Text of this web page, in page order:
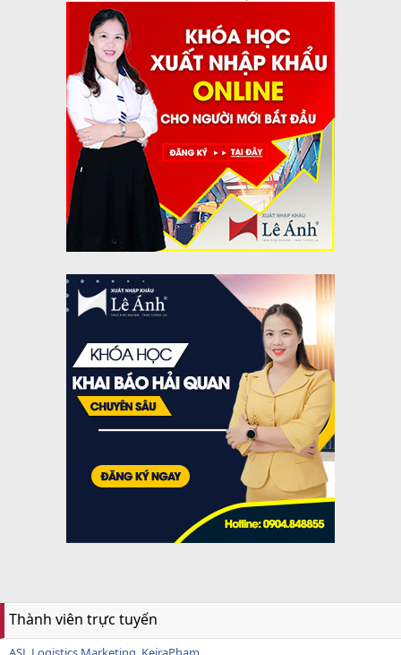
Thành viên trực tuyến